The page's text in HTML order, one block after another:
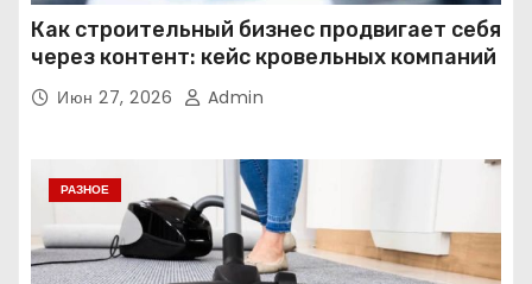
Как строительный бизнес продвигает себя
через контент: кейс кровельных компаний
Июн 27, 2026 Admin
РАЗНОЕ